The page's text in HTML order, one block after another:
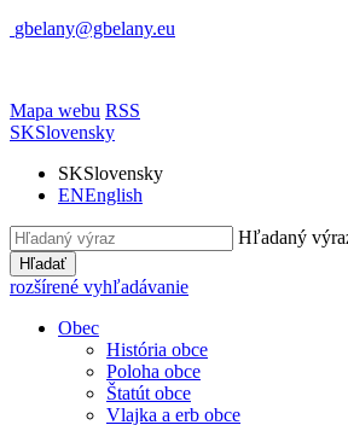
gbelany@gbelany.eu
Mapa webu RSS
SKSlovensky
SKSlovensky
ENEnglish
Hľadaný
Hľadať
rozšírené vyhľadávanie
Obec
História obce
Poloha obce
Štatút obce
Vlajka a erb obce